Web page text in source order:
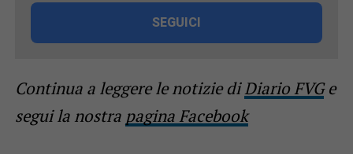
SEGUICI
Continua a leggere le notizie diDiario FVGe
segui la nostra pagina Facebook